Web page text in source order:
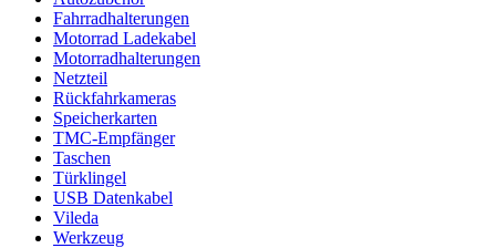
Fahrradhalterungen
Motorrad Ladekabel
Motorradhalterungen
Netzteil
Rückfahrkameras
Speicherkarten
TMC-Empfänger
Taschen
Türklingel
USB Datenkabel
Vileda
Werkzeug